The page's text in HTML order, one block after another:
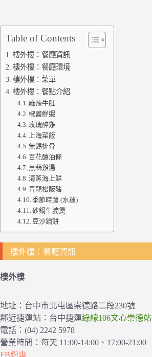
Table of Contents
樓外樓：餐廳資訊
樓外樓：餐廳環境
樓外樓：菜單
樓外樓：餐點介紹
麻辣牛肚
椒鹽鮮蝦
玫瑰醉雞
上海菜飯
無錫排骨
百花釀油條
黑蒜雞湯
清蒸海上鮮
青龍松阪豬
季節時蔬 (水蓮)
砂鍋牛腩煲
豆沙鍋餅
樓外樓：餐廳資訊
樓外樓
地址：台中市北屯區崇德路二段230號
鄰近捷運站：台中捷運綠線106文心崇德站
電話：(04) 2242 5978
營業時間：每天 11:00-14:00、17:00-21:00
FB粉專